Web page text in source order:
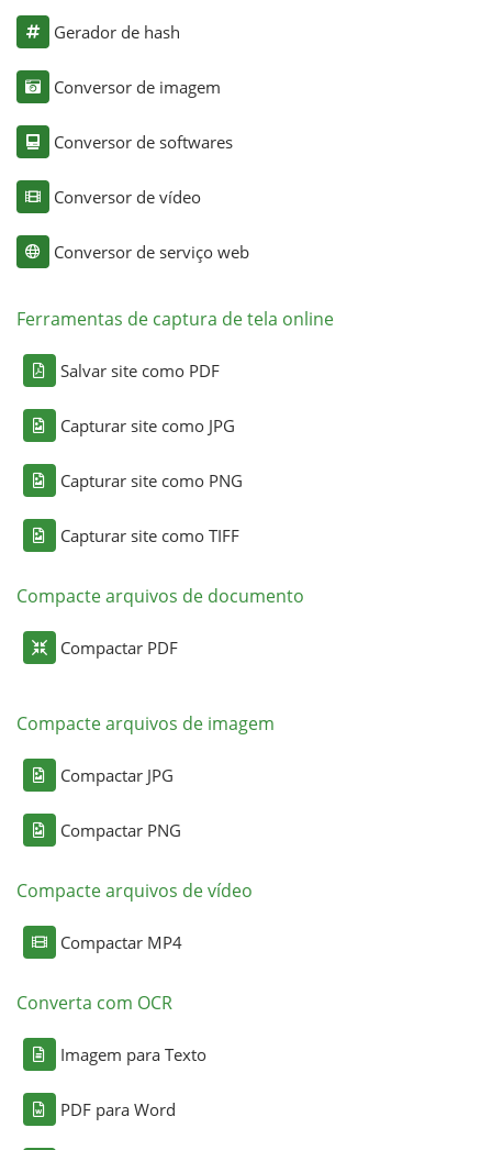
Gerador de hash
Conversor de imagem
Conversor de softwares
Conversor de vídeo
Conversor de serviço web
Ferramentas de captura de tela online
Salvar site como PDF
Capturar site como JPG
Capturar site como PNG
Capturar site como TIFF
Compacte arquivos de documento
Compactar PDF
Compacte arquivos de imagem
Compactar JPG
Compactar PNG
Compacte arquivos de vídeo
Compactar MP4
Converta com OCR
Imagem para Texto
PDF para Word